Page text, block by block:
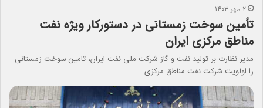
۲ مهر ۱۴۰۳
تأمین سوخت زمستانی در دستورکار ویژه نفت
مناطق مرکزی ایران
مدیر نظارت بر تولید نفت و گاز شرکت ملی نفت ایران، تامین سوخت زمستانی
را اولویت شرکت نفت مناطق مرکزی…